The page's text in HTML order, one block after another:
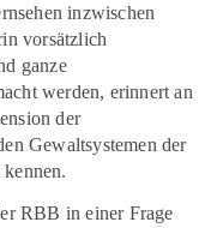
inzwischen
vorsätzlich
ganze
werden, erinnert an
der
Gewaltsystemen der
RBB in einer Frage